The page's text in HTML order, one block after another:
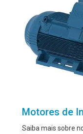
Motores de
Saiba mais sobre